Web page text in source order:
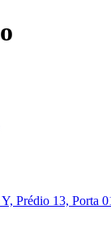
Prédio 13, Porta